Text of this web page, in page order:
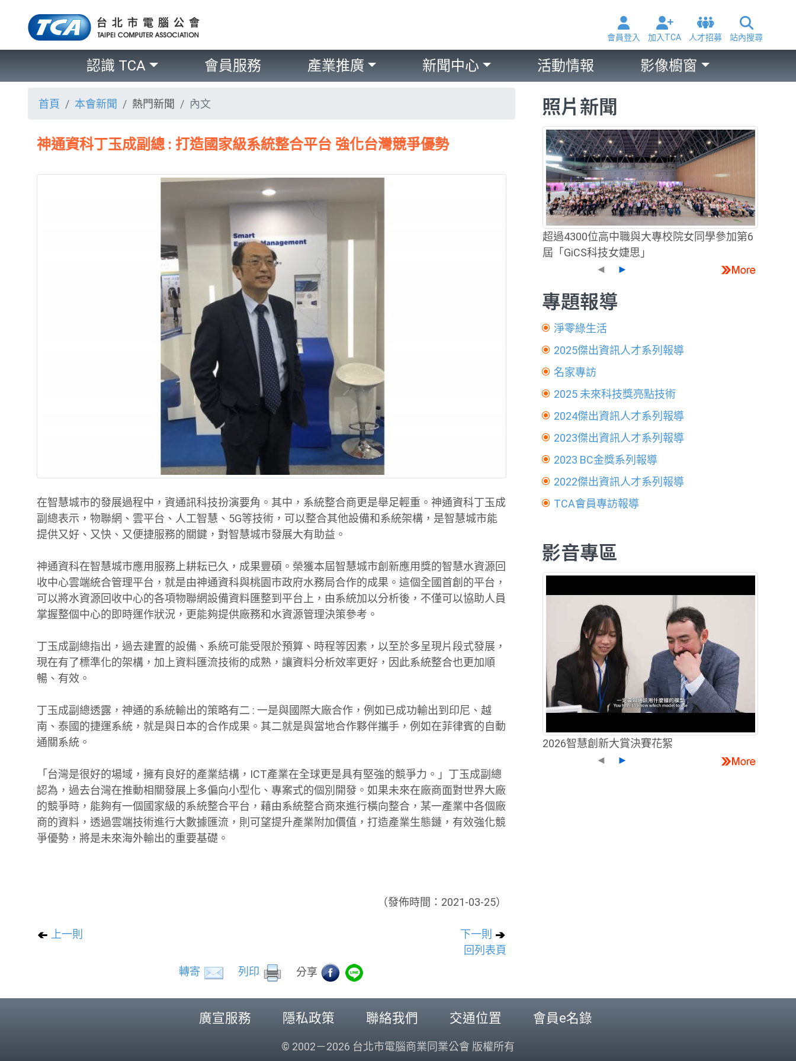
會員登入 加入TCA 人才招募 站內搜尋
認識 TCA 會員服務 產業推廣 新聞中心 活動情報 影像櫥窗
首頁 本會新聞 熱門新聞 內文
神通資科丁玉成副總 : 打造國家級系統整合平台 強化台灣競爭優勢
在智慧城市的發展過程中，資通訊科技扮演要角。其中，系統整合商更是舉足輕重。神通資科丁玉成
副總表示，物聯網、雲平台、人工智慧、5G等技術，可以整合其他設備和系統架構，是智慧城市能
提供又好、又快、又便捷服務的關鍵，對智慧城市發展大有助益。
神通資科在智慧城市應用服務上耕耘已久，成果豐碩。榮獲本屆智慧城市創新應用獎的智慧水資源回
收中心雲端統合管理平台，就是由神通資科與桃園市政府水務局合作的成果。這個全國首創的平台，
可以將水資源回收中心的各項物聯網設備資料匯整到平台上，由系統加以分析後，不僅可以協助人員
掌握整個中心的即時運作狀況，更能夠提供廠務和水資源管理決策參考。
丁玉成副總指出，過去建置的設備、系統可能受限於預算、時程等因素，以至於多呈現片段式發展，
現在有了標準化的架構，加上資料匯流技術的成熟，讓資料分析效率更好，因此系統整合也更加順
暢、有效。
丁玉成副總透露，神通的系統輸出的策略有二 : 一是與國際大廠合作，例如已成功輸出到印尼、越
南、泰國的捷運系統，就是與日本的合作成果。其二就是與當地合作夥伴攜手，例如在菲律賓的自動
通關系統。
「台灣是很好的場域，擁有良好的產業結構，ICT產業在全球更是具有堅強的競爭力。」丁玉成副總
認為，過去台灣在推動相關發展上多偏向小型化、專案式的個別開發。如果未來在廠商面對世界大廠
的競爭時，能夠有一個國家級的系統整合平台，藉由系統整合商來進行橫向整合，某一產業中各個廠
商的資料，透過雲端技術進行大數據匯流，則可望提升產業附加價值，打造產業生態鏈，有效強化競
爭優勢，將是未來海外輸出的重要基礎。
（發佈時間：2021-03-25）
上一則
下一則
回列表頁
轉寄
列印 分享
照片新聞
超過4300位高中職與大專校院女同學參加第6
屆「GiCS科技女婕思」
◄
►
專題報導
淨零綠生活
2025傑出資訊人才系列報導
名家專訪
2025 未來科技獎亮點技術
2024傑出資訊人才系列報導
2023傑出資訊人才系列報導
2023 BC金獎系列報導
2022傑出資訊人才系列報導
TCA會員專訪報導
影音專區
2026智慧創新大賞決賽花絮
◄
►
廣宣服務 隱私政策 聯絡我們 交通位置 會員e名錄
© 2002－2026 台北市電腦商業同業公會 版權所有